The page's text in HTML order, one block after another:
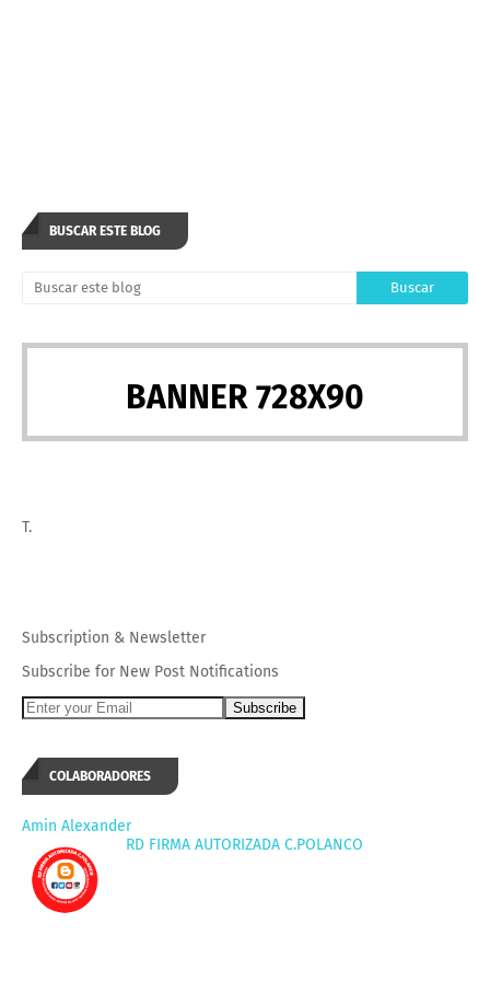
BUSCAR ESTE BLOG
BANNER 728X90
T.
Subscription & Newsletter
Subscribe for New Post Notifications
COLABORADORES
Amin Alexander
RD FIRMA AUTORIZADA C.POLANCO